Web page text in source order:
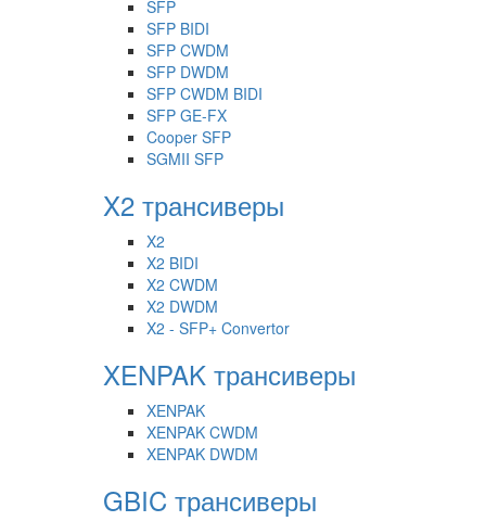
SFP
SFP BIDI
SFP CWDM
SFP DWDM
SFP CWDM BIDI
SFP GE-FX
Cooper SFP
SGMII SFP
X2 трансиверы
X2
X2 BIDI
X2 CWDM
X2 DWDM
X2 - SFP+ Convertor
XENPAK трансиверы
XENPAK
XENPAK CWDM
XENPAK DWDM
GBIC трансиверы